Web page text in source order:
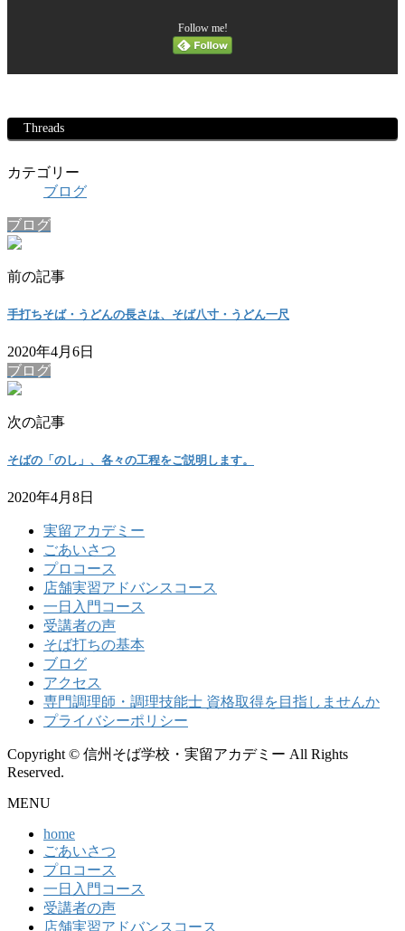
Follow me!
Threads
カテゴリー
ブログ
ブログ
前の記事
手打ちそば・うどんの長さは、そば八寸・うどん一尺
2020年4月6日
ブログ
次の記事
そばの「のし」、各々の工程をご説明します。
2020年4月8日
実留アカデミー
ごあいさつ
プロコース
店舗実習アドバンスコース
一日入門コース
受講者の声
そば打ちの基本
ブログ
アクセス
専門調理師・調理技能士 資格取得を目指しませんか
プライバシーポリシー
Copyright © 信州そば学校・実留アカデミー All Rights
Reserved.
MENU
home
ごあいさつ
プロコース
一日入門コース
受講者の声
店舗実習アドバンスコース